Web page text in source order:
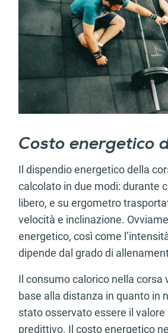
Costo energetico
Il dispendio energetico della
calcolato in due modi: durante
libero, e su ergometro
velocità e inclinazione.
energetico, così come
dipende dal grado di
Il consumo calorico nella corsa
base alla distanza in quanto in
stato osservato essere il
predittivo. Il costo energetico